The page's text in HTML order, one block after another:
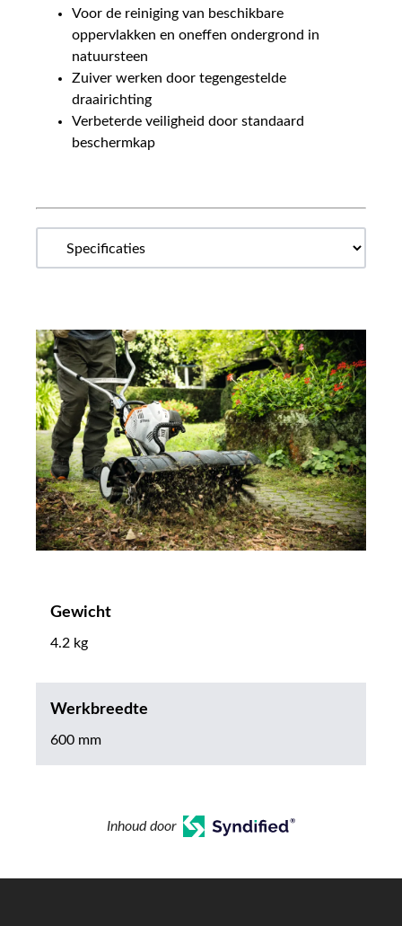
Voor de reiniging van beschikbare
oppervlakken en oneffen ondergrond in
natuursteen
Zuiver werken door tegengestelde
draairichting
Verbeterde veiligheid door standaard
beschermkap
Gewicht
4.2 kg
Werkbreedte
600 mm
Inhoud door